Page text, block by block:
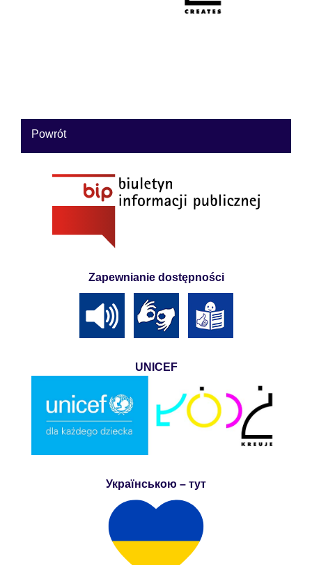
Powrót
Zapewnianie dostępności
UNICEF
Українською – тут